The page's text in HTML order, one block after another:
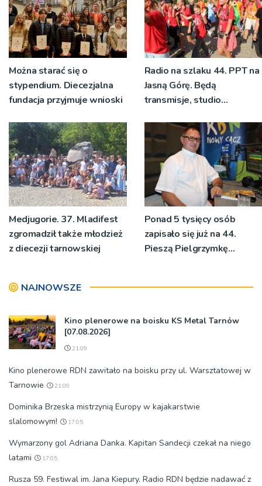
Można starać się o
stypendium. Diecezjalna
fundacja przyjmuje wnioski
Radio na szlaku 44. PPT na
Jasną Górę. Będą
transmisje, studio
pozdrowienia
Medjugorie. 37. Mladifest
zgromadził także młodzież
z diecezji tarnowskiej
Ponad 5 tysięcy osób
zapisało się już na 44.
Pieszą Pielgrzymkę
NAJNOWSZE
Kino plenerowe na boisku KS Metal Tarnów
[07.08.2026]
21:09
Kino plenerowe RDN zawitało na boisku przy ul. Warsztatowej w
Tarnowie
21:09
Dominika Brzeska mistrzynią Europy w kajakarstwie
slalomowym!
17:05
Wymarzony gol Adriana Danka. Kapitan Sandecji czekał na niego
latami
17:05
Rusza 59. Festiwal im. Jana Kiepury. Radio RDN będzie nadawać z